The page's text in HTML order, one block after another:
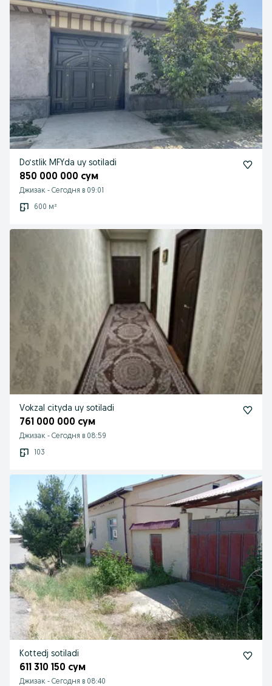
Do‘stlik MFYda uy sotiladi
850 000 000 сум
Джизак - Сегодня в 09:01
600 м²
Vokzal cityda uy sotiladi
761 000 000 сум
Джизак - Сегодня в 08:59
103
Kottedj sotiladi
611 310 150 сум
Джизак - Сегодня в 08:40